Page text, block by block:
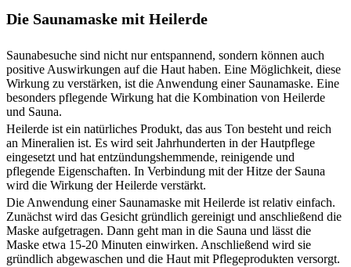
Die Saunamaske mit Heilerde
Saunabesuche sind nicht nur entspannend, sondern können auch
positive Auswirkungen auf die Haut haben. Eine Möglichkeit, diese
Wirkung zu verstärken, ist die Anwendung einer Saunamaske. Eine
besonders pflegende Wirkung hat die Kombination von Heilerde
und Sauna.
Heilerde ist ein natürliches Produkt, das aus Ton besteht und reich
an Mineralien ist. Es wird seit Jahrhunderten in der Hautpflege
eingesetzt und hat entzündungshemmende, reinigende und
pflegende Eigenschaften. In Verbindung mit der Hitze der Sauna
wird die Wirkung der Heilerde verstärkt.
Die Anwendung einer Saunamaske mit Heilerde ist relativ einfach.
Zunächst wird das Gesicht gründlich gereinigt und anschließend die
Maske aufgetragen. Dann geht man in die Sauna und lässt die
Maske etwa 15-20 Minuten einwirken. Anschließend wird sie
gründlich abgewaschen und die Haut mit Pflegeprodukten versorgt.